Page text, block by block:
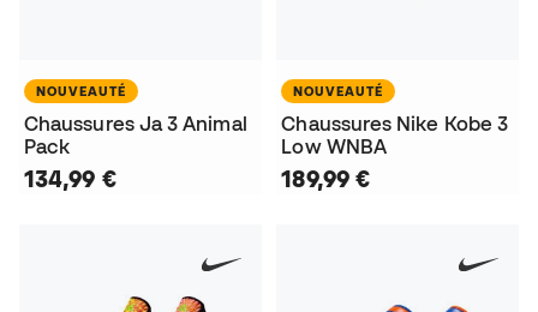
NOUVEAUTÉ
Chaussures Ja 3 Animal
Pack
134,99 €
NOUVEAUTÉ
Chaussures Nike Kobe 3
Low WNBA
189,99 €